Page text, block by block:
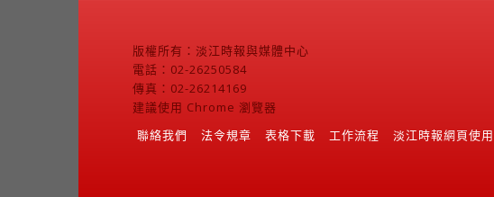
版權所有：淡江時報與媒體中心
電話：02-26250584
傳真：02-26214169
建議使用 Chrome 瀏覽器
聯絡我們
法令規章 表格下載 工作流程 淡江時報網頁使